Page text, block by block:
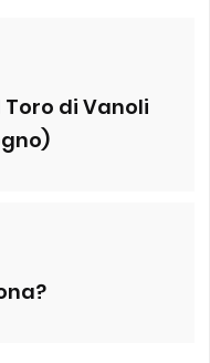
di Vanoli